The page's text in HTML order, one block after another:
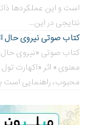
است و این عملکردها
نتایجی در این...
کتاب صوتی نیروی حال
کتاب صوتی «نیروی حال:
معنوی» اثر «اکهارت
محبوب، راهنمایی است